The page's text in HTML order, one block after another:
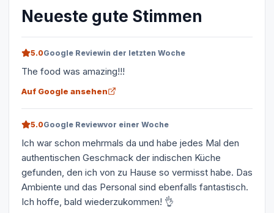
Neueste gute Stimmen
5.0Google Reviewin der letzten Woche
The food was amazing!!!
Auf Google ansehen
5.0Google Reviewvor einer Woche
Ich war schon mehrmals da und habe jedes Mal den
authentischen Geschmack der indischen Küche
gefunden, den ich von zu Hause so vermisst habe. Das
Ambiente und das Personal sind ebenfalls fantastisch.
Ich hoffe, bald wiederzukommen! 👌